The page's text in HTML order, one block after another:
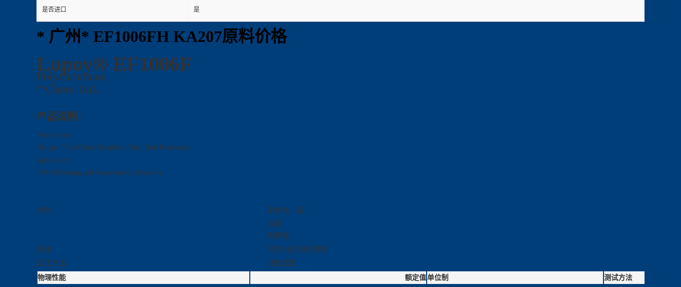
是否进口 是
* 广州* EF1006FH KA207原料价格
Lupoy® EF1006F
Polycarbonate
* Chem Ltd.
产品说明：
Description
Halogen Free Flame Retardant, High Heat Resistance
Application
IT/OA Housing and Components (Adaptor)
特性
耐热性，高
无卤
阻燃性
用途
电气/电子应用领域
加工方法
注射成型
物理性能
额定值单位制
测试方法